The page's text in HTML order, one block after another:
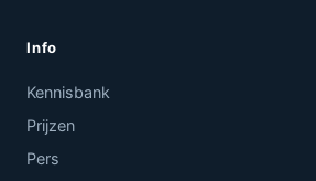
Info
Kennisbank
Prijzen
Pers